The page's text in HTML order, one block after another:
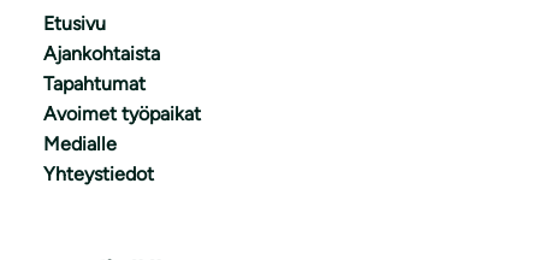
Etusivu
Ajankohtaista
Tapahtumat
Avoimet työpaikat
Medialle
Yhteystiedot